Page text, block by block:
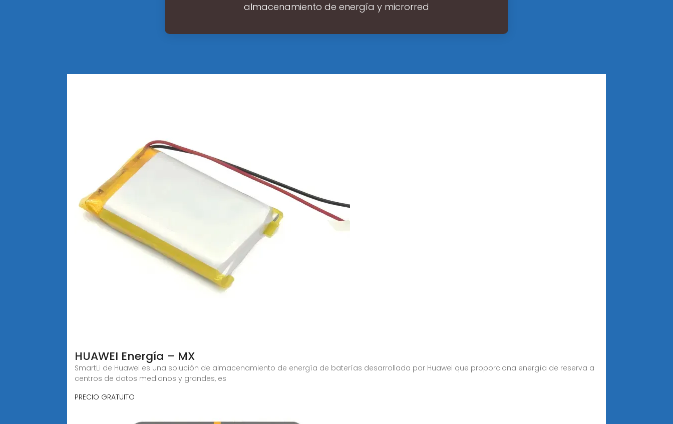
almacenamiento de energía y microrred
HUAWEI Energía – MX
SmartLi de Huawei es una solución de almacenamiento de energía de baterías desarrollada por Huawei que proporciona energía de reserva a
centros de datos medianos y grandes, es
PRECIO GRATUITO